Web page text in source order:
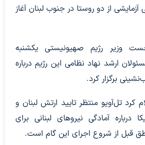
از دو روستا در جنوب لبنان آغاز
نخست وزیر رژیم صهیونیستی یکشنبه
ارشد نهاد نظامی این رژیم درباره
برگزار کرد.
کرد تل‌آویو منتظر تایید ارتش لبنان و
درباره آمادگی نیروهای لبنانی برای
قبل از شروع اجرای این گام است.